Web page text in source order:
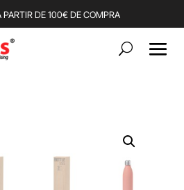
PARTIR DE 100€ DE COMPRA